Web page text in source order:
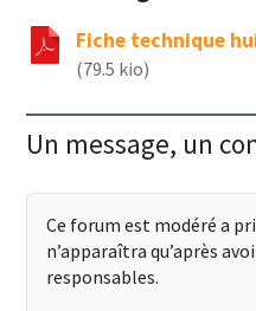
Fiche technique
(79.5 kio)
Un message, un
Ce forum est modéré a
n’apparaîtra qu’après
responsables.
Message*